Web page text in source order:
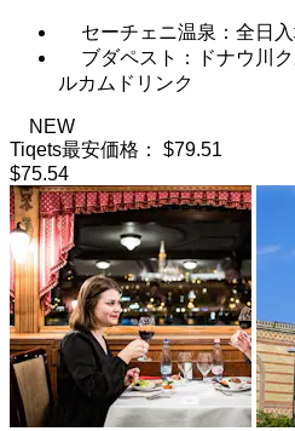
セーチェニ温泉：全日
ブダペスト：ドナウ川
ルカムドリンク
NEW
Tiqets最安価格：
$79.51
$75.54